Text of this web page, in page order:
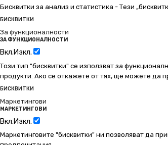
Бисквитки за анализ и статистика - Тези
БИСКВИТКИ
За функционалности
ЗА ФУНКЦИОНАЛНОСТИ
Вкл.Изкл.
Този тип "бисквитки" се използват за
продукти. Ако се откажете от тях, ще можете да
БИСКВИТКИ
Маркетингови
МАРКЕТИНГОВИ
Вкл.Изкл.
Маркетинговите "бисквитки" ни позволяват да